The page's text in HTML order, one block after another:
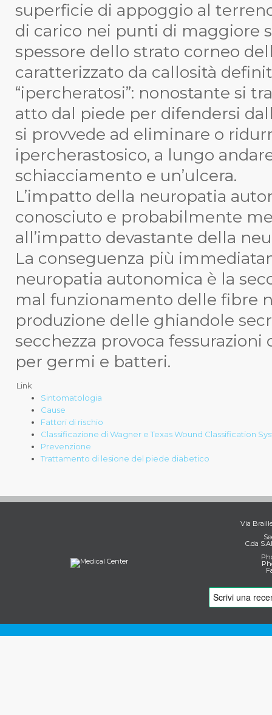
superficie di appoggio al
di carico nei punti di maggiore
spessore dello strato corneo
caratterizzato da callosità
“ipercheratosi”: nonostante si
atto dal piede per difendersi
si provvede ad eliminare o
ipercherastosico, a lungo
schiacciamento e un’ulcera.
L’impatto della neuropatia
conosciuto e probabilmente
all’impatto devastante della
La conseguenza più
neuropatia autonomica è la
mal funzionamento delle fibre
produzione delle ghiandole
secchezza provoca
per germi e batteri.
Link
Sintomatologia
Cause
Fattori di rischio
Classificazione di Wagner e Texas Wound Classification
Prevenzione
Trattamento di lesione del piede diabetico
Via
C.da